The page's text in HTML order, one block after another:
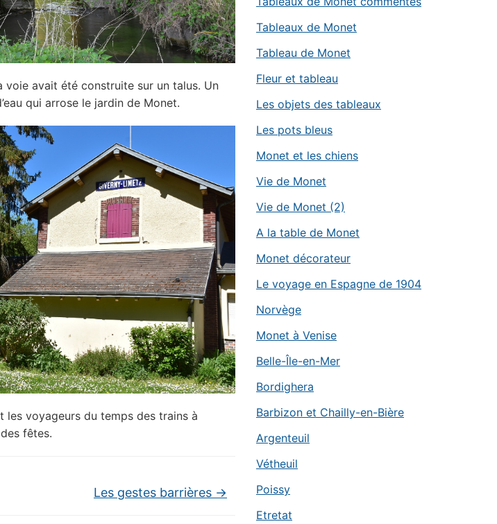
voie avait été construite sur un talus. Un
qui arrose le jardin de Monet.
les voyageurs du temps des trains à
fêtes.
Les gestes barrières →
Tableaux de Monet
Tableau de Monet
Fleur et tableau
Les objets des tableaux
Les pots bleus
Monet et les chiens
Vie de Monet
Vie de Monet (2)
A la table de Monet
Monet décorateur
Le voyage en Espagne de 1904
Norvège
Monet à Venise
Belle-Île-en-Mer
Bordighera
Barbizon et Chailly-en-Bière
Argenteuil
Vétheuil
Poissy
Etretat